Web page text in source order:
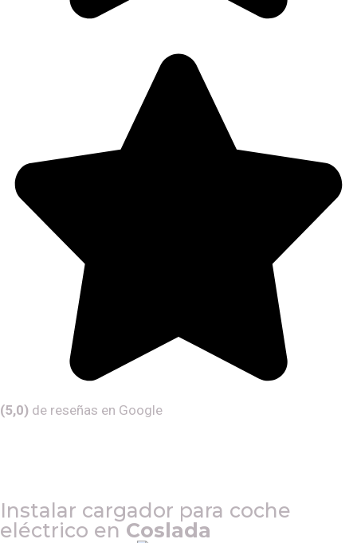
(5,0) de reseñas en Google
Instalar cargador para coche
eléctrico en Coslada